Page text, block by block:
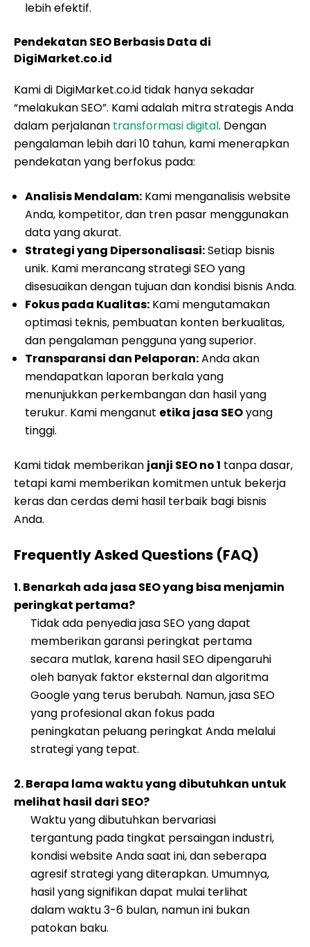
lebih efektif.
Pendekatan SEO Berbasis Data di
DigiMarket.co.id
Kami di DigiMarket.co.id tidak hanya sekadar
“melakukan SEO”. Kami adalah mitra strategis Anda
dalam perjalanan transformasi digital. Dengan
pengalaman lebih dari 10 tahun, kami menerapkan
pendekatan yang berfokus pada:
Analisis Mendalam: Kami menganalisis website
Anda, kompetitor, dan tren pasar menggunakan
data yang akurat.
Strategi yang Dipersonalisasi:Setiap bisnis
unik. Kami merancang strategi SEO yang
disesuaikan dengan tujuan dan kondisi bisnis Anda.
Fokus pada Kualitas: Kami mengutamakan
optimasi teknis, pembuatan konten berkualitas,
dan pengalaman pengguna yang superior.
Transparansi dan Pelaporan:Anda akan
mendapatkan laporan berkala yang
menunjukkan perkembangan dan hasil yang
terukur. Kami menganut etika jasa SEOyang
tinggi.
Kami tidak memberikan janji SEO no 1 tanpa dasar,
tetapi kami memberikan komitmen untuk bekerja
keras dan cerdas demi hasil terbaik bagi bisnis
Anda.
Frequently Asked Questions (FAQ)
1. Benarkah ada jasa SEO yang bisa menjamin
peringkat pertama?
Tidak ada penyedia jasa SEO yang dapat
memberikan garansi peringkat pertama
secara mutlak, karena hasil SEO dipengaruhi
oleh banyak faktor eksternal dan algoritma
Google yang terus berubah. Namun, jasa SEO
yang profesional akan fokus pada
peningkatan peluang peringkat Anda melalui
strategi yang tepat.
2. Berapa lama waktu yang dibutuhkan untuk
melihat hasil dari SEO?
Waktu yang dibutuhkan bervariasi
tergantung pada tingkat persaingan industri,
kondisi website Anda saat ini, dan seberapa
agresif strategi yang diterapkan. Umumnya,
hasil yang signifikan dapat mulai terlihat
dalam waktu 3-6 bulan, namun ini bukan
patokan baku.